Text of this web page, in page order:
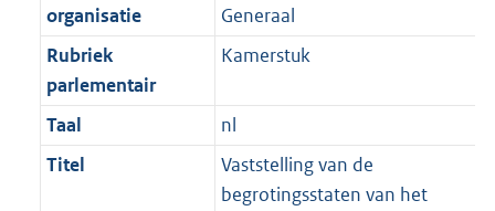
organisatie
Generaal
Rubriek
parlementair
Kamerstuk
Taal
nl
Titel
Vaststelling van de
begrotingsstaten van het